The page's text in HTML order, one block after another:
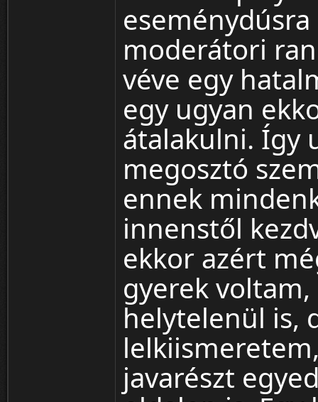
moderátori
véve egy
egy ugyan
átalakulni. Így
megosztó
ennek
innenstől
ekkor azért
gyerek
helytelenül is,
javarészt